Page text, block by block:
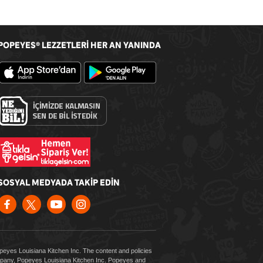
POPEYES® LEZZETLERİ HER AN YANINDA
MEDYADA TAKİP EDİN
Louisiana Kitchen Inc. The content and policies
Popeyes Louisiana Kitchen Inc. Popeyes and